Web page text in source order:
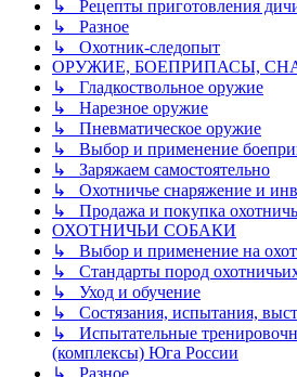
↳ Рецепты приготовления
↳ Разное
↳ Охотник-следопыт
ОРУЖИЕ, БОЕПРИПАСЫ,
↳ Гладкоствольное оружие
↳ Нарезное оружие
↳ Пневматическое оружие
↳ Выбор и применение
↳ Заряжаем самостоятельно
↳ Охотничье снаряжение и
↳ Продажа и покупка
ОХОТНИЧЬИ СОБАКИ
↳ Выбор и применение на
↳ Стандарты пород
↳ Уход и обучение
↳ Состязания, испытания,
↳ Испытательные
(комплексы) Юга России